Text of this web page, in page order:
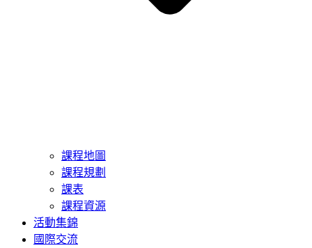
課程地圖
課程規劃
課表
課程資源
活動集錦
國際交流